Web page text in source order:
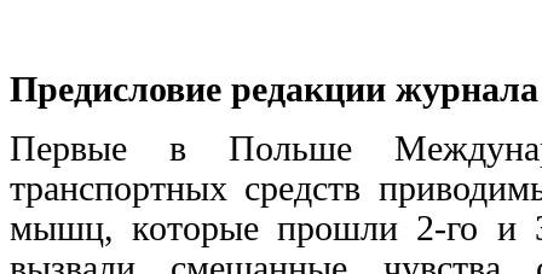
Предисловие редакции
Первые в Польше
транспортных средств
мышц, которые прошли 2-го и